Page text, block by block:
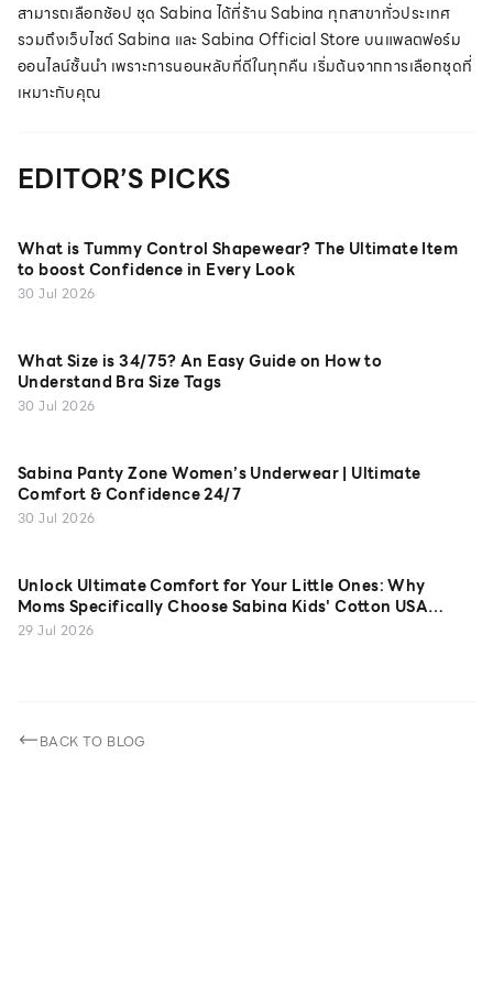
สามารถเลือกช้อป ชุด Sabina ได้ที่ร้าน Sabina ทุกสาขาทั่วประเทศ
รวมถึงเว็บไซต์ Sabina และ Sabina Official Store บนแพลตฟอร์ม
ออนไลน์ชั้นนำ เพราะการนอนหลับที่ดีในทุกคืน เริ่มต้นจากการเลือกชุดที่
เหมาะกับคุณ
EDITOR’S PICKS
What is Tummy Control Shapewear? The Ultimate Item
to boost Confidence in Every Look
30 Jul 2026
What Size is 34/75? An Easy Guide on How to
Understand Bra Size Tags
30 Jul 2026
Sabina Panty Zone Women’s Underwear | Ultimate
Comfort & Confidence 24/7
30 Jul 2026
Unlock Ultimate Comfort for Your Little Ones: Why
Moms Specifically Choose Sabina Kids' Cotton USA
Camisoles
29 Jul 2026
BACK TO BLOG